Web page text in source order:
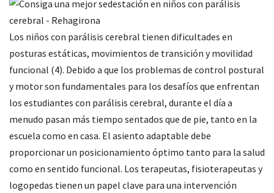
Los niños con parálisis cerebral tienen dificultades en
posturas estáticas, movimientos de transición y movilidad
funcional (4). Debido a que los problemas de control postural
y motor son fundamentales para los desafíos que enfrentan
los estudiantes con parálisis cerebral, durante el día a
menudo pasan más tiempo sentados que de pie, tanto en la
escuela como en casa. El asiento adaptable debe
proporcionar un posicionamiento óptimo tanto para la salud
como en sentido funcional. Los terapeutas, fisioterapeutas y
logopedas tienen un papel clave para una intervención